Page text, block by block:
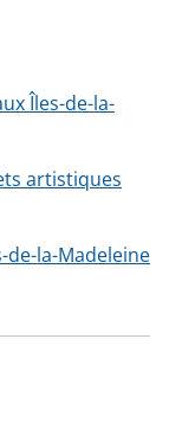
Îles-de-la-
artistiques
de-la-Madeleine